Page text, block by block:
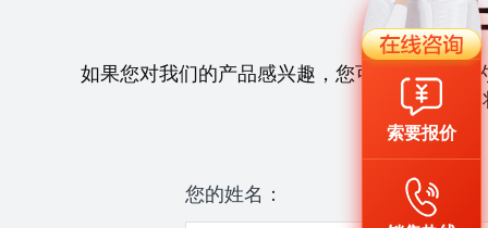
如果您对我们的产品感兴趣，您可以拨打我们
您的姓名：
索要报价